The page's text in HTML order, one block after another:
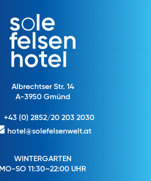
Albrechtser Str. 14
A-3950 Gmünd
+43 (0) 2852/20 203 2030
hotel@solefelsenwelt.at
WINTERGARTEN
MO-SO 11:30–22:00 UHR